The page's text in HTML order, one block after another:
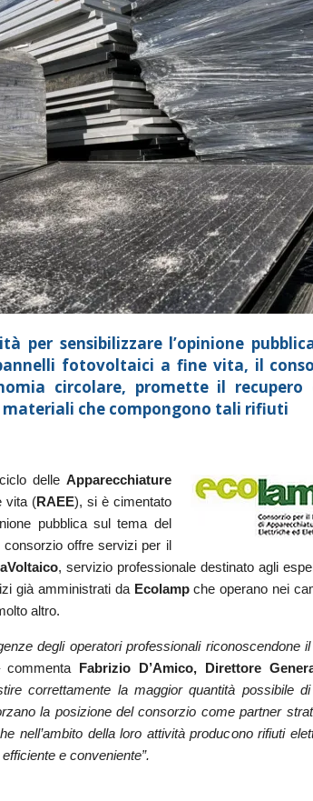
per sensibilizzare l’opinione
fotovoltaici a fine vita, il
circolare, promette il recupero
che compongono tali rifiuti
delle Apparecchiature
vita (RAEE), si è cimentato
pubblica sul tema del
consorzio offre servizi per il
, servizio professionale destinato agli
già amministrati da Ecolampche operano nei
altro.
degli operatori professionali riconoscendone
commenta Fabrizio D’Amico, Direttore
correttamente la maggior quantità possibile
la posizione del consorzio come partner
nell’ambito della loro attività producono rifiuti
e conveniente”.